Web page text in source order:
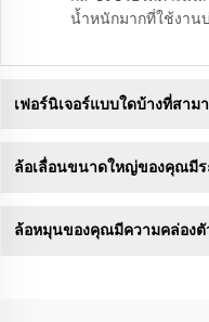
น้ำหนักมากที่ใช้งาน
เฟอร์นิเจอร์แบบใดบ้างที่สา
ล้อเลื่อนขนาดใหญ่ของคุณมีร
ล้อหมุนของคุณมีความคล่องตั